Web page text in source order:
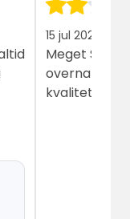
15 jul 2026
Meget Slidt
overnatning.
kvalitet 😔